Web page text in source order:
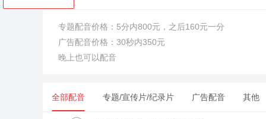
专题配音价格：5分内800元，之后160元一分
广告配音价格：30秒内350元
晚上也可以配音
全部配音 专题/宣传片/纪录片 广告配音 其他